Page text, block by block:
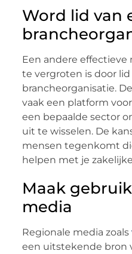
Word lid van
Een andere
te vergroten is door
brancheorganisatie.
vaak een platform
een bepaalde sector
uit te wisselen. De
mensen tegenkomt
helpen met je
Maak
media
Regionale media zoals
een uitstekende bron